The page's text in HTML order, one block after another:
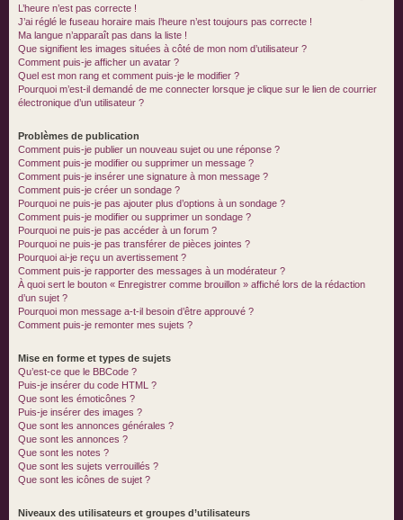
L’heure n’est pas correcte !
J’ai réglé le fuseau horaire mais l’heure n’est toujours pas correcte !
Ma langue n’apparaît pas dans la liste !
Que signifient les images situées à côté de mon nom d’utilisateur ?
Comment puis-je afficher un avatar ?
Quel est mon rang et comment puis-je le modifier ?
Pourquoi m’est-il demandé de me connecter lorsque je clique sur le lien de courrier
électronique d’un utilisateur ?
Problèmes de publication
Comment puis-je publier un nouveau sujet ou une réponse ?
Comment puis-je modifier ou supprimer un message ?
Comment puis-je insérer une signature à mon message ?
Comment puis-je créer un sondage ?
Pourquoi ne puis-je pas ajouter plus d’options à un sondage ?
Comment puis-je modifier ou supprimer un sondage ?
Pourquoi ne puis-je pas accéder à un forum ?
Pourquoi ne puis-je pas transférer de pièces jointes ?
Pourquoi ai-je reçu un avertissement ?
Comment puis-je rapporter des messages à un modérateur ?
À quoi sert le bouton « Enregistrer comme brouillon » affiché lors de la rédaction
d’un sujet ?
Pourquoi mon message a-t-il besoin d’être approuvé ?
Comment puis-je remonter mes sujets ?
Mise en forme et types de sujets
Qu’est-ce que le BBCode ?
Puis-je insérer du code HTML ?
Que sont les émoticônes ?
Puis-je insérer des images ?
Que sont les annonces générales ?
Que sont les annonces ?
Que sont les notes ?
Que sont les sujets verrouillés ?
Que sont les icônes de sujet ?
Niveaux des utilisateurs et groupes d’utilisateurs